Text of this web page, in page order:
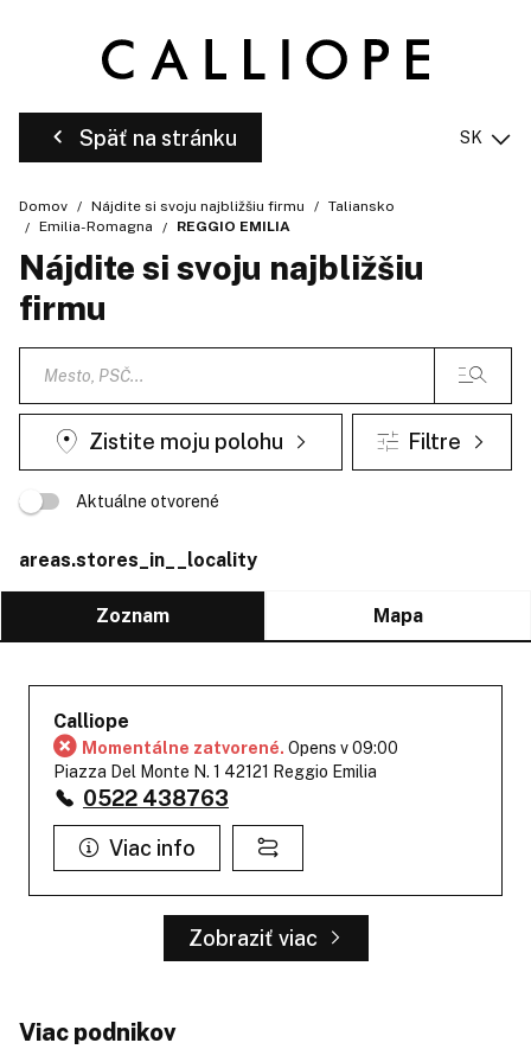
Späť na stránku SK
Domov Nájdite si svoju najbližšiu firmu
Taliansko
Emilia-Romagna
REGGIO EMILIA
Nájdite si svoju najbližšiu
firmu
Zistite moju polohu Filtre
Aktuálne otvorené
areas.stores_in__locality
Zoznam Mapa
Calliope
Momentálne zatvorené. Opens v 09:00
Piazza Del Monte N. 1 42121 Reggio Emilia
0522 438763
Viac info
Zobraziť viac
Viac podnikov